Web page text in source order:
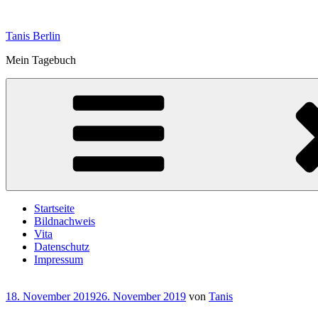
springen
Tanis Berlin
Mein Tagebuch
Startseite
Bildnachweis
Vita
Datenschutz
Impressum
Veröffentlicht
18. November 201926. November 2019 von Tanis